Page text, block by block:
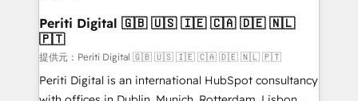
products and strategies that actually make a
difference.
Periti Digital 🇬🇧 🇺🇸 🇮🇪 🇨🇦 🇩🇪 🇳🇱
🇵🇹
提供元：Periti Digital 🇬🇧 🇺🇸 🇮🇪 🇨🇦 🇩🇪 🇳🇱 🇵🇹
Periti Digital is an international HubSpot consultancy